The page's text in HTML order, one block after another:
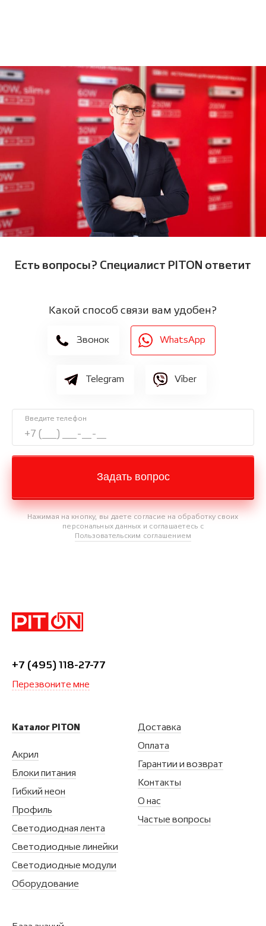
Есть вопросы? Cпециалист PITON ответит
Какой способ связи вам удобен?
Звонок WhatsApp
Telegram Viber
Введите телефон
Задать вопрос
Нажимая на кнопку, вы даете согласие на обработку своих
персональных данных и соглашаетесь с
Пользовательским соглашением
Каталог PITON
Акрил
Блоки питания
Гибкий неон
Профиль
Светодиодная лента
Светодиодные линейки
Светодиодные модули
Оборудование
Доставка
Оплата
Гарантии и возврат
Контакты
О нас
Частые вопросы
+7 (495) 118-27-77
Перезвоните мне